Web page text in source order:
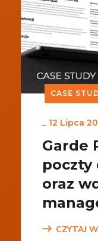
CASE
_ 12 Lipca
Garde
poczty
oraz
CZYTAJ